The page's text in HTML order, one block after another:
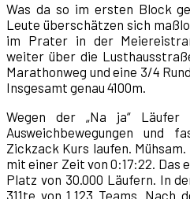
Was da so im ersten Block
Leute überschätzen sich
im Prater in der
weiter über die
Marathonweg und eine 3/4
Insgesamt genau 4100m.
Wegen der „Na ja“
Ausweichbewegungen und
Zickzack Kurs laufen.
mit einer Zeit von 0:17:22. Das
Platz von 30.000 Läufern. In
311te von 1.123 Teams. Nach